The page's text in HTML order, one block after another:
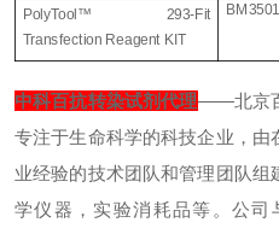
PolyTool™ 293-Fit
Transfection Reagent KIT
中科百抗转染试剂代理——北京
专注于生命科学的科技企业，由
业经验的技术团队和管理团队
学仪器，实验消耗品等。公